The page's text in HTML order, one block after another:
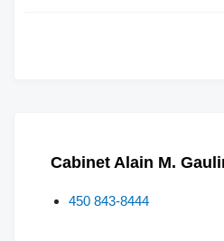
Cabinet Alain M.
450 843-8444